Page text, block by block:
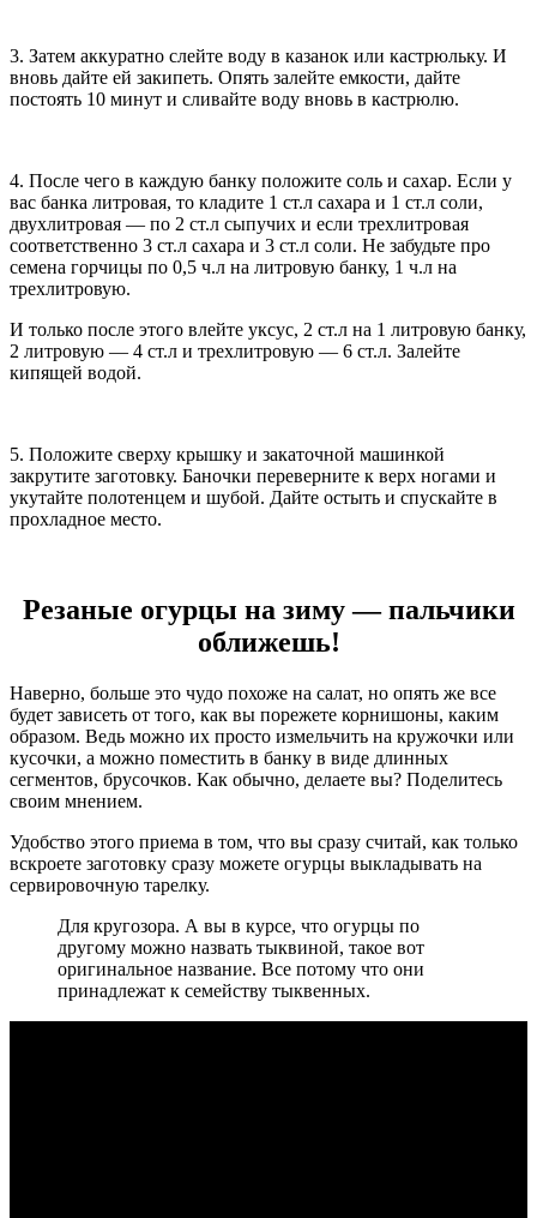
3. Затем аккуратно слейте воду в казанок или кастрюльку. И
вновь дайте ей закипеть. Опять залейте емкости, дайте
постоять 10 минут и сливайте воду вновь в кастрюлю.
4. После чего в каждую банку положите соль и сахар. Если у
вас банка литровая, то кладите 1 ст.л сахара и 1 ст.л соли,
двухлитровая — по 2 ст.л сыпучих и если трехлитровая
соответственно 3 ст.л сахара и 3 ст.л соли. Не забудьте про
семена горчицы по 0,5 ч.л на литровую банку, 1 ч.л на
трехлитровую.
И только после этого влейте уксус, 2 ст.л на 1 литровую банку,
2 литровую — 4 ст.л и трехлитровую — 6 ст.л. Залейте
кипящей водой.
5. Положите сверху крышку и закаточной машинкой
закрутите заготовку. Баночки переверните к верх ногами и
укутайте полотенцем и шубой. Дайте остыть и спускайте в
прохладное место.
Резаные огурцы на зиму — пальчики
оближешь!
Наверно, больше это чудо похоже на салат, но опять же все
будет зависеть от того, как вы порежете корнишоны, каким
образом. Ведь можно их просто измельчить на кружочки или
кусочки, а можно поместить в банку в виде длинных
сегментов, брусочков. Как обычно, делаете вы? Поделитесь
своим мнением.
Удобство этого приема в том, что вы сразу считай, как только
вскроете заготовку сразу можете огурцы выкладывать на
сервировочную тарелку.
Для кругозора. А вы в курсе, что огурцы по
другому можно назвать тыквиной, такое вот
оригинальное название. Все потому что они
принадлежат к семейству тыквенных.